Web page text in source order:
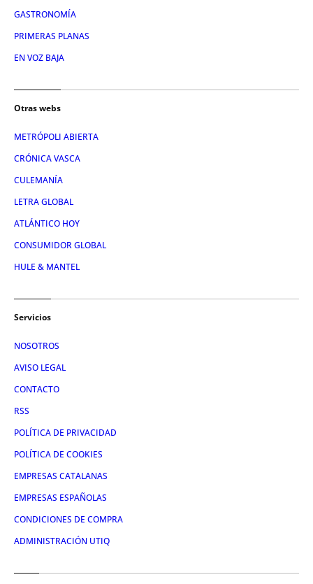
GASTRONOMÍA
PRIMERAS PLANAS
EN VOZ BAJA
Otras webs
METRÓPOLI ABIERTA
CRÓNICA VASCA
CULEMANÍA
LETRA GLOBAL
ATLÁNTICO HOY
CONSUMIDOR GLOBAL
HULE & MANTEL
Servicios
NOSOTROS
AVISO LEGAL
CONTACTO
RSS
POLÍTICA DE PRIVACIDAD
POLÍTICA DE COOKIES
EMPRESAS CATALANAS
EMPRESAS ESPAÑOLAS
CONDICIONES DE COMPRA
ADMINISTRACIÓN UTIQ